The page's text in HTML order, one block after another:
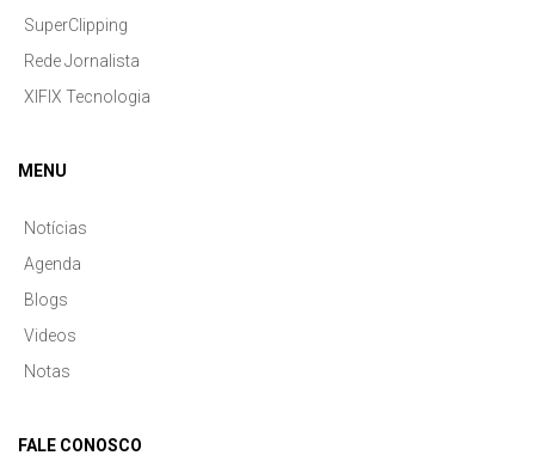
SuperClipping
Rede Jornalista
XIFIX Tecnologia
MENU
Notícias
Agenda
Blogs
Videos
Notas
FALE CONOSCO